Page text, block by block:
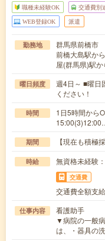
職種未経験OK 交通費別
WEB登録OK 派遣
勤務地
群馬県前橋市
前橋大島駅か
屋(群馬県)駅
曜日頻度
週4日～ ■曜日
ください！
時間
1日5時間から
期間 【現在も積極
時給 無資格未経験
交通費
交通費全額支
仕事内容
看護助手
▼病院の一般
は、・器具の